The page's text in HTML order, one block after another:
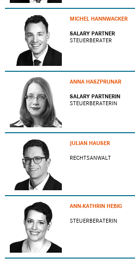
MICHEL HANNWACKER
SALARY PARTNER
STEUERBERATER
ANNA HASZPRUNAR
SALARY PARTNERIN
STEUERBERATERIN
JULIAN HAUSER
RECHTSANWALT
ANN-KATHRIN HEBIG
STEUERBERATERIN